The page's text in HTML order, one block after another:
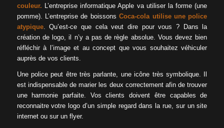
couleur. L’entreprise informatique Apple va utiliser la forme(une
pomme). L’entreprise de boissonsCoca-colautilise une police
atypique.Qu’est-ce que cela veut dire pour vous ? Dans la
création de logo, il n’y a pas de règle absolue. Vous devez bien
réfléchir à l’image et au concept que vous souhaitez véhiculer
auprès de vos clients.
Une police peut être très parlante, une icône très symbolique.
est indispensable de marier les deux correctement afin de trouver
une harmonie parfaite. Vos clients doivent être capables de
reconnaitre votre logo d’un simple regard dans la rue, sur un site
internet ou sur un flyer.